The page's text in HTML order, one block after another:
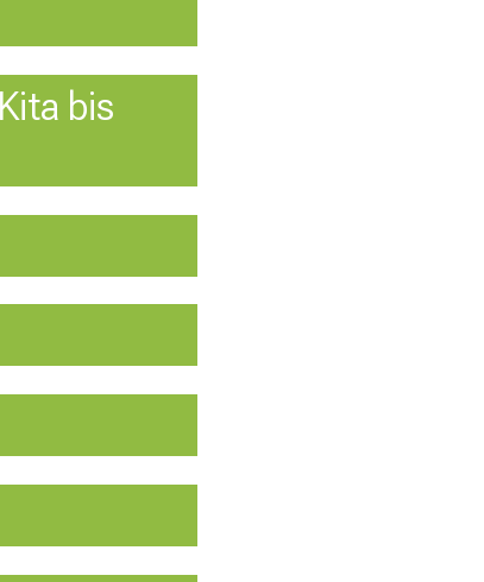
bis